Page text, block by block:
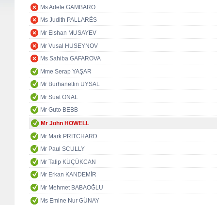
Ms Adele GAMBARO
Ms Judith PALLARÉS
Mr Elshan MUSAYEV
Mr Vusal HUSEYNOV
Ms Sahiba GAFAROVA
Mme Serap YAŞAR
Mr Burhanettin UYSAL
Mr Suat ÖNAL
Mr Guto BEBB
Mr John HOWELL
Mr Mark PRITCHARD
Mr Paul SCULLY
Mr Talip KÜÇÜKCAN
Mr Erkan KANDEMİR
Mr Mehmet BABAOĞLU
Ms Emine Nur GÜNAY